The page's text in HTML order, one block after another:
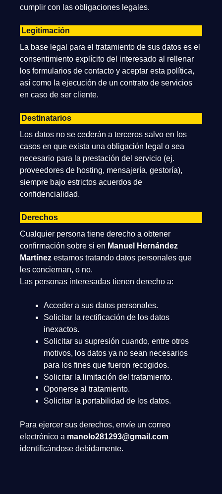
cumplir con las obligaciones legales.
Legitimación
La base legal para el tratamiento de sus datos es el
consentimiento explícito del interesado al rellenar
los formularios de contacto y aceptar esta política,
así como la ejecución de un contrato de servicios
en caso de ser cliente.
Destinatarios
Los datos no se cederán a terceros salvo en los
casos en que exista una obligación legal o sea
necesario para la prestación del servicio (ej.
proveedores de hosting, mensajería, gestoría),
siempre bajo estrictos acuerdos de
confidencialidad.
Derechos
Cualquier persona tiene derecho a obtener
confirmación sobre si en Manuel Hernández
Martínez estamos tratando datos personales que
les conciernan, o no.
Las personas interesadas tienen derecho a:
Acceder a sus datos personales.
Solicitar la rectificación de los datos
inexactos.
Solicitar su supresión cuando, entre otros
motivos, los datos ya no sean necesarios
para los fines que fueron recogidos.
Solicitar la limitación del tratamiento.
Oponerse al tratamiento.
Solicitar la portabilidad de los datos.
Para ejercer sus derechos, envíe un correo
electrónico a manolo281293@gmail.com
identificándose debidamente.